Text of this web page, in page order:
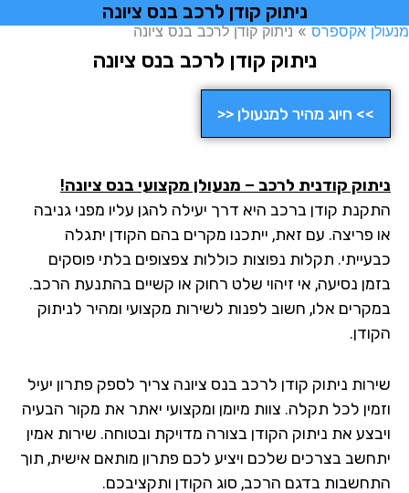
ניתוק קודן לרכב בנס ציונה
אקספרס»ניתוק קודן לרכב בנס ציונה
ניתוק קודן לרכב בנס ציונה
>> חיוג מהיר למנעולן <<
קודנית לרכב – מנעולן מקצועי בנס ציונה!
קודן ברכב היא דרך יעילה להגן עליו מפני גניבה
פריצה. עם זאת, ייתכנו מקרים בהם הקודן יתגלה
תקלות נפוצות כוללות צפצופים בלתי פוסקים
נסיעה, אי זיהוי שלט רחוק או קשיים בהתנעת הרכב.
אלו, חשוב לפנות לשירות מקצועי ומהיר לניתוק
ניתוק קודן לרכב בנס ציונה צריך לספק פתרון יעיל
לכל תקלה. צוות מיומן ומקצועי יאתר את מקור הבעיה
את ניתוק הקודן בצורה מדויקת ובטוחה. שירות אמין
בצרכים שלכם ויציע לכם פתרון מותאם אישית, תוך
בדגם הרכב, סוג הקודן ותקציבכם.